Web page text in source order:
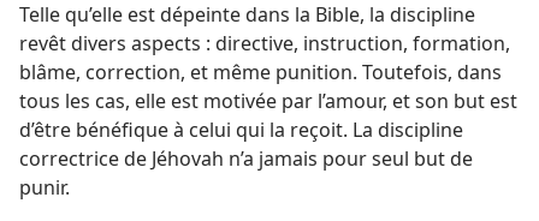
Telle qu’elle est dépeinte dans la Bible, la discipline
revêt divers aspects : directive, instruction, formation,
blâme, correction, et même punition. Toutefois, dans
tous les cas, elle est motivée par l’amour, et son but est
d’être bénéfique à celui qui la reçoit. La discipline
correctrice de Jéhovah n’a jamais pour seul but de
punir.